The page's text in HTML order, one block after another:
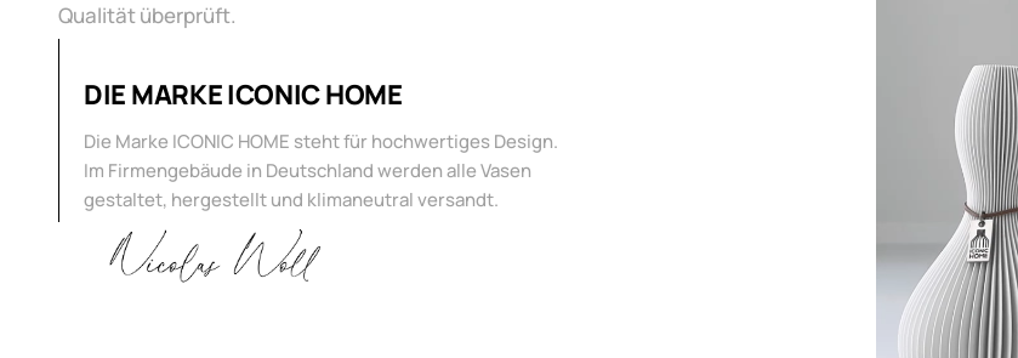
Qualität überprüft.
DIE MARKE ICONIC HOME
Die Marke ICONIC HOME steht für hochwertiges Design.
Im Firmengebäude in Deutschland werden alle Vasen
gestaltet, hergestellt und klimaneutral versandt.